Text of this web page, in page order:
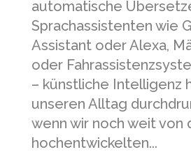
automatische
Sprachassistenten wie
Assistant oder Alexa,
oder
– künstliche Intelligenz
unseren Alltag
wenn wir noch weit von
hochentwickelten...